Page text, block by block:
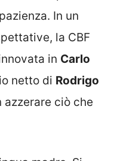
In un
la CBF
in Carlo
netto di Rodrigo
azzerare ciò che